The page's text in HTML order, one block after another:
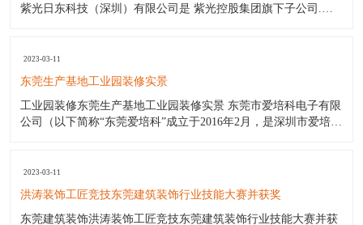
紫光日东科技（深圳）有限公司是 紫光控股集团旗下子公司.日
锡机（价格优惠);日东公司波峰焊日东回流焊;日东印刷机;三星贴
片机
2023-03-11
东莞生产基地工业园装修实景
工业园装修东莞生产基地工业园装修实景 东莞市爱培科电子有限
公司（以下简称“东莞爱培科”成立于2016年2月，是深圳市爱培科
产品：GPS车载导航通讯设备产品的制造。 作为一家年轻新兴的
企
2023-03-11
洪涛装饰工匠竞技东莞建筑装饰行业技能大赛并获奖
东莞建筑装饰洪涛装饰工匠竞技东莞建筑装饰行业技能大赛并获